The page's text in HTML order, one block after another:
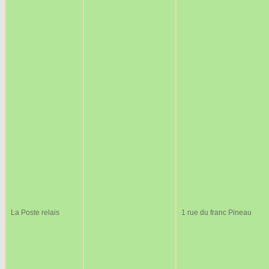
La Poste relais 1 rue du franc Pineau